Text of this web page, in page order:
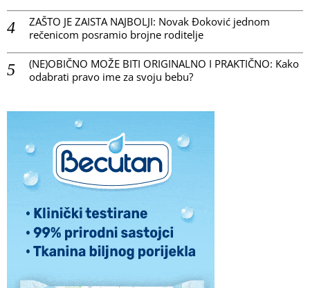
ZAŠTO JE ZAISTA NAJBOLJI: Novak Đoković jednom
rečenicom posramio brojne roditelje
(NE)OBIČNO MOŽE BITI ORIGINALNO I PRAKTIČNO: Kako
odabrati pravo ime za svoju bebu?